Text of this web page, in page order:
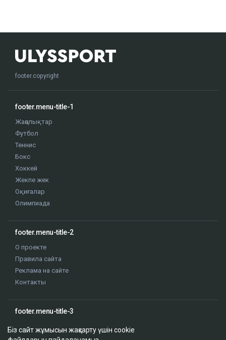
footer.copyright
footer.menu-title-1
Жаңалықтар
Футбол
Теннис
Бокс
Хоккей
Жекпе жек
Оқиғалар
Олимпиада
footer.menu-title-2
О проекте
Правила сайта
Реклама на сайте
Контакты
footer.menu-title-3
Біз сайт жұмысын жақсарту үшін cookie